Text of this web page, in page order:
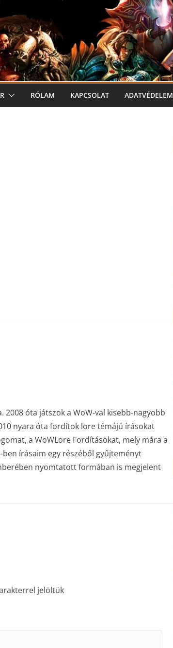
RÓLAM KAPCSOLAT ADATVÉDELEM
2008 óta játszok a WoW-val kisebb-nagyobb
nyara óta fordítok lore témájú írásokat
a WoWLore Fordításokat, mely mára a
írásaim egy részéből gyűjteményt
nyomtatott formában is megjelent
jelöltük